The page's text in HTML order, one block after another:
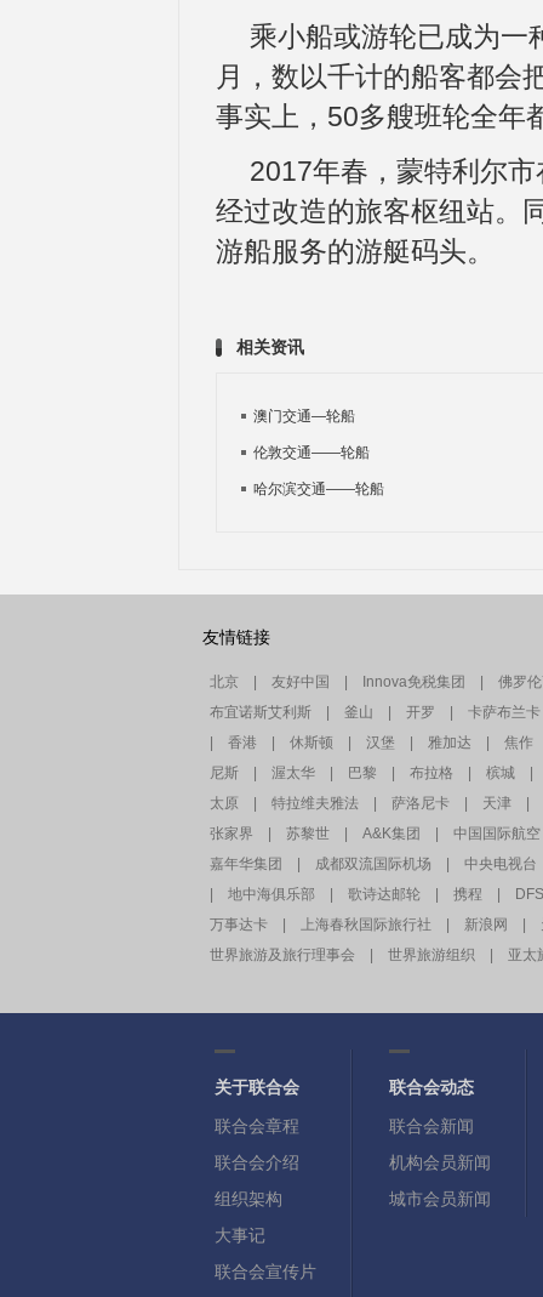
乘小船或游轮已成为一
月，数以千计的船客都会
事实上，50多艘班轮全年
2017年春，蒙特利尔
经过改造的旅客枢纽站。
游船服务的游艇码头。
相关资讯
澳门交通—轮船
伦敦交通——轮船
哈尔滨交通——轮船
友情链接
北京 友好中国 Innova免税集团
佛罗
布宜诺斯艾利斯
釜山 开罗
卡萨布兰卡
香港 休斯顿 汉堡 雅加达
焦作
尼斯
渥太华 巴黎 布拉格 槟城
太原
特拉维夫雅法 萨洛尼卡 天津
张家界
苏黎世 A&K集团
中国国际航空
嘉年华集团
成都双流国际机场
中央电视台
地中海俱乐部 歌诗达邮轮 携程
万事达卡
上海春秋国际旅行社 新浪网
世界旅游及旅行理事会
世界旅游组织 亚太
关于联合会
联合会章程
联合会介绍
组织架构
大事记
联合会宣传片
联合会动态
联合会新闻
机构会员新闻
城市会员新闻